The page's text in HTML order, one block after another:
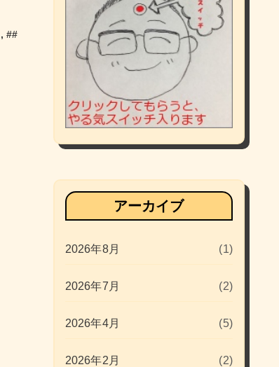
, ##
アーカイブ
2026年8月 (1)
2026年7月 (2)
2026年4月 (5)
2026年2月 (2)